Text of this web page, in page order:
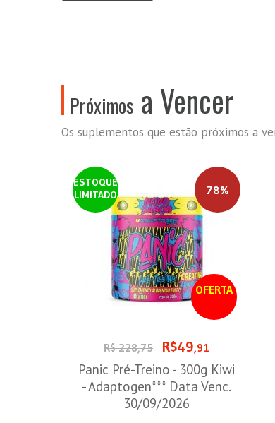
Próximos a Vencer
Os suplementos que estão próximos a
ESTOQUE
LIMITADO
OFERTA
78%
R$ 228,75 R$49,91
Panic Pré-Treino - 300g Kiwi
- Adaptogen*** Data Venc.
30/09/2026